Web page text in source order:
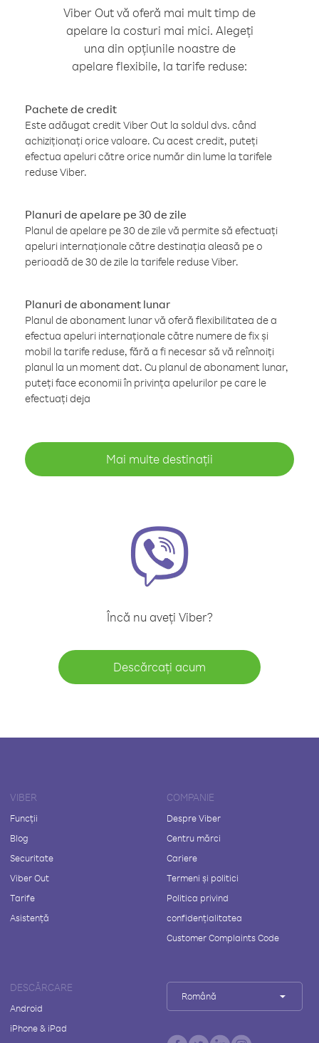
Viber Out vă oferă mai mult timp de
apelare la costuri mai mici. Alegeți
una din opțiunile noastre de
apelare flexibile, la tarife reduse:
Pachete de credit
Este adăugat credit Viber Out la soldul dvs. când
achiziționați orice valoare. Cu acest credit, puteți
efectua apeluri către orice număr din lume la tarifele
reduse Viber.
Planuri de apelare pe 30 de zile
Planul de apelare pe 30 de zile vă permite să efectuați
apeluri internaționale către destinația aleasă pe o
perioadă de 30 de zile la tarifele reduse Viber.
Planuri de abonament lunar
Planul de abonament lunar vă oferă flexibilitatea de a
efectua apeluri internaționale către numere de fix și
mobil la tarife reduse, fără a fi necesar să vă reînnoiți
planul la un moment dat. Cu planul de abonament lunar,
puteți face economii în privința apelurilor pe care le
efectuați deja
Mai multe destinații
Încă nu aveți Viber?
Descărcați acum
VIBER
Funcții
Blog
Securitate
Viber Out
Tarife
Asistență
COMPANIE
Despre Viber
Centru mărci
Cariere
Termeni și politici
Politica privind
confidențialitatea
Customer Complaints Code
DESCĂRCARE
Android
iPhone & iPad
Română